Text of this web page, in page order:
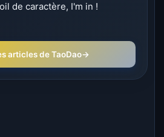
de caractère, I'm in !
articles de TaoDao→